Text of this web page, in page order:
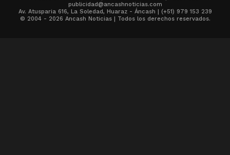
publicidad@ancashnoticias.com
Av. Atusparia 616, La Soledad, Huaraz - Áncash | (+51) 979 153 239
© 2004 - 2026 Ancash Noticias | Todos los derechos reservados.